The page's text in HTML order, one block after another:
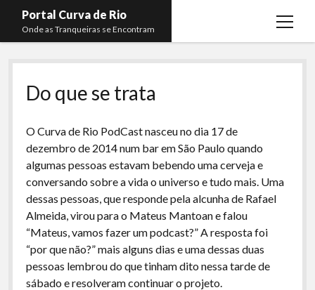
Portal Curva de Rio
Onde as Tranqueiras se Encontram
open
Podcasts open
Curva de Rio
Curva Classics
Komos
La Siesta Podcast
Boca do Lixo
Rachão na Beira do RIo
Arquivo CDR
Membros open
Felype Silva
Lucas Oliveira
Kaique Xavier
Mateus Mantoan
Rafael Almeida
twitterfacebookinstagram
youtube
rss emailtelegram
Do que se trata
O Curva de Rio PodCast nasceu no dia 17 de
dezembro de 2014 num bar em São Paulo quando
algumas pessoas estavam bebendo uma cerveja e
conversando sobre a vida o universo e tudo mais. Uma
dessas pessoas, que responde pela alcunha de Rafael
Almeida, virou para o Mateus Mantoan e falou
“Mateus, vamos fazer um podcast?” A resposta foi
“por que não?” mais alguns dias e uma dessas duas
pessoas lembrou do que tinham dito nessa tarde de
sábado e resolveram continuar o projeto.